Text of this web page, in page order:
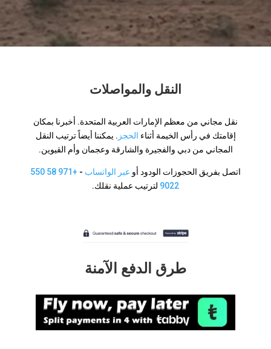
النقل والمواصلات
نقل مجاني من معظم الإمارات العربية المتحدة. أخبرنا بمكان
إقامتك في رأس الخيمة أثناء الحجز . يمكننا أيضاً ترتيب النقل
المجاني من دبي والفجيرة والشارقة وعجمان وأم القيوين.
اتصل بفريق الحجوزات الودود أو عبر الواتساب -
+971 58 550
9022 لترتيب عملية نقلك.
طرق الدفع الآمنة